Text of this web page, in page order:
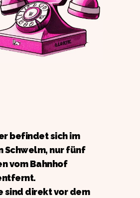
befindet sich im
Schwelm, nur fünf
vom Bahnhof
sind direkt vor dem